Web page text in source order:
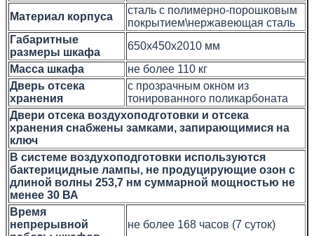
Материал корпуса
сталь с полимерно-порошковым
покрытием\нержавеющая сталь
Габаритные
размеры шкафа
650х450х2010 мм
Масса шкафа
не более 110 кг
Дверь отсека
хранения
с прозрачным окном из
тонированного поликарбоната
Двери отсека воздухоподготовки и отсека
хранения снабжены замками, запирающимися на
ключ
В системе воздухоподготовки используются
бактерицидные лампы, не продуцирующие озон с
длиной волны 253,7 нм суммарной мощностью не
менее 30 ВА
Время
непрерывной
не более 168 часов (7 суток)